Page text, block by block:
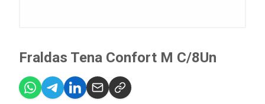
Fraldas Tena Confort M C/8Un